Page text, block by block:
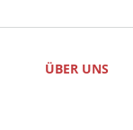
ÜBER UNS